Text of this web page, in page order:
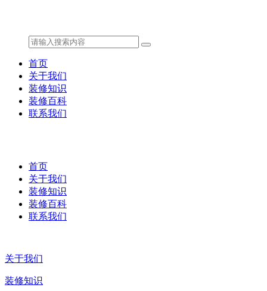
首页
关于我们
装修知识
装修百科
联系我们
首页
关于我们
装修知识
装修百科
联系我们
关于我们
装修知识